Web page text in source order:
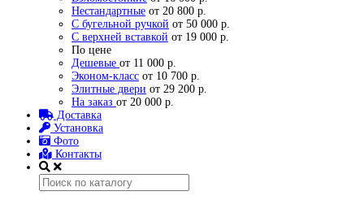
Нестандартные от 20 800 р.
С бугельной ручкой от 50 000 р.
С верхней вставкой от 19 000 р.
По цене
Дешевые от 11 000 р.
Эконом-класс от 10 700 р.
Элитные двери от 29 200 р.
На заказ от 20 000 р.
Доставка
Установка
Фото
Контакты